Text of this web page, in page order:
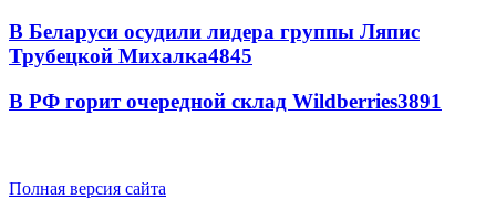
В Беларуси осудили лидера группы Ляпис
Трубецкой Михалка4845
В РФ горит очередной склад Wildberries3891
Полная версия сайта